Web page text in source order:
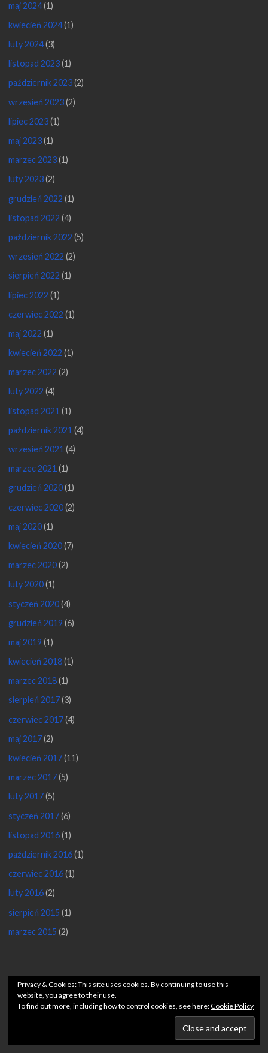
maj 2024(1)
kwiecień 2024(1)
luty 2024(3)
listopad 2023(1)
październik 2023(2)
wrzesień 2023(2)
lipiec 2023(1)
maj 2023(1)
marzec 2023(1)
luty 2023(2)
grudzień 2022 (1)
listopad 2022 (4)
październik 2022 (5)
wrzesień 2022 (2)
sierpień 2022 (1)
lipiec 2022 (1)
czerwiec 2022 (1)
maj 2022 (1)
kwiecień 2022 (1)
marzec 2022 (2)
luty 2022 (4)
listopad 2021 (1)
październik 2021 (4)
wrzesień 2021 (4)
marzec 2021 (1)
grudzień 2020(1)
czerwiec 2020(2)
maj 2020(1)
kwiecień 2020(7)
marzec 2020(2)
luty 2020(1)
styczeń 2020(4)
grudzień 2019 (6)
maj 2019 (1)
kwiecień 2018(1)
marzec 2018(1)
sierpień 2017(3)
czerwiec 2017(4)
maj 2017(2)
kwiecień 2017(11)
marzec 2017(5)
luty 2017(5)
styczeń 2017(6)
listopad 2016(1)
październik 2016(1)
czerwiec 2016(1)
luty 2016(2)
sierpień 2015 (1)
marzec 2015 (2)
©2026 Pięciolinia po godzinach
Privacy & Cookies: This site uses cookies. By continuing to use this
website, you agree to their use.
To find out more, including how to control cookies, see here:Cookie Policy